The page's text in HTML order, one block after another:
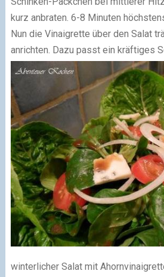
kurz anbraten. 6-8 Minuten
Nun die Vinaigrette über den Salat
anrichten. Dazu passt ein kräftiges
winterlicher Salat mit